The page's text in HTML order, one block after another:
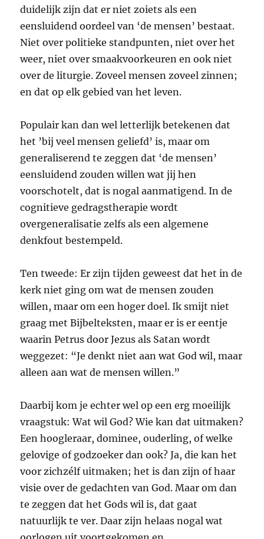
duidelijk zijn dat er niet zoiets als een
eensluidend oordeel van ‘de mensen’ bestaat.
Niet over politieke standpunten, niet over het
weer, niet over smaakvoorkeuren en ook niet
over de liturgie. Zoveel mensen zoveel zinnen;
en dat op elk gebied van het leven.
Populair kan dan wel letterlijk betekenen dat
het ’bij veel mensen geliefd’ is, maar om
generaliserend te zeggen dat ‘de mensen’
eensluidend zouden willen wat jij hen
voorschotelt, dat is nogal aanmatigend. In de
cognitieve gedragstherapie wordt
overgeneralisatie zelfs als een algemene
denkfout bestempeld.
Ten tweede: Er zijn tijden geweest dat het in de
kerk niet ging om wat de mensen zouden
willen, maar om een hoger doel. Ik smijt niet
graag met Bijbelteksten, maar er is er eentje
waarin Petrus door Jezus als Satan wordt
weggezet: “Je denkt niet aan wat God wil, maar
alleen aan wat de mensen willen.”
Daarbij kom je echter wel op een erg moeilijk
vraagstuk: Wat wil God? Wie kan dat uitmaken?
Een hoogleraar, dominee, ouderling, of welke
gelovige of godzoeker dan ook? Ja, die kan het
voor zichzélf uitmaken; het is dan zijn of haar
visie over de gedachten van God. Maar om dan
te zeggen dat het Gods wil is, dat gaat
natuurlijk te ver. Daar zijn helaas nogal wat